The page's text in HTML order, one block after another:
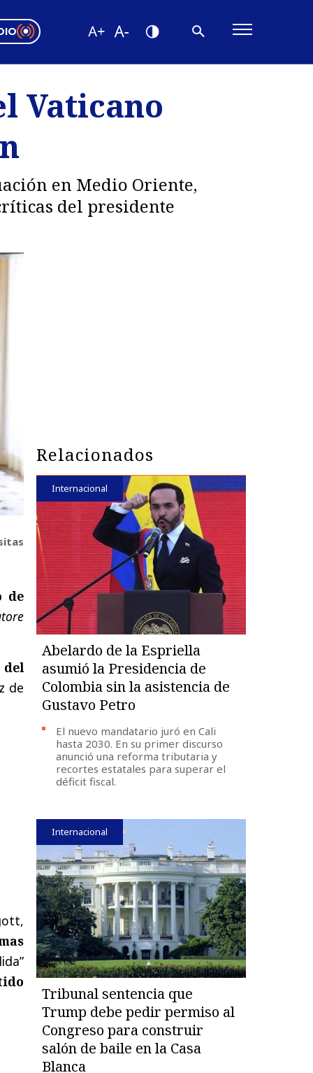
Vaticano
en Medio Oriente,
del presidente
de
de
Relacionados
Internacional
Abelardo de la Espriella
asumió la Presidencia de
Colombia sin la asistencia de
Gustavo Petro
El nuevo mandatario juró en Cali
hasta 2030. En su primer discurso
anunció una reforma tributaria y
recortes estatales para superar el
déficit fiscal.
Internacional
Tribunal sentencia que
Trump debe pedir permiso al
Congreso para construir
salón de baile en la Casa
Blanca